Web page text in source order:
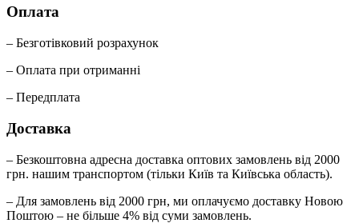
Оплата
– Безготівковий розрахунок
– Оплата при отриманні
– Передплата
Доставка
– Безкоштовна адресна доставка оптових замовлень від 2000
грн. нашим транспортом (тільки Київ та Київська область).
– Для замовлень від 2000 грн, ми оплачуємо доставку Новою
Поштою – не більше 4% від суми замовлень.